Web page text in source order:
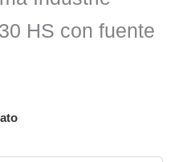
HS con fuente